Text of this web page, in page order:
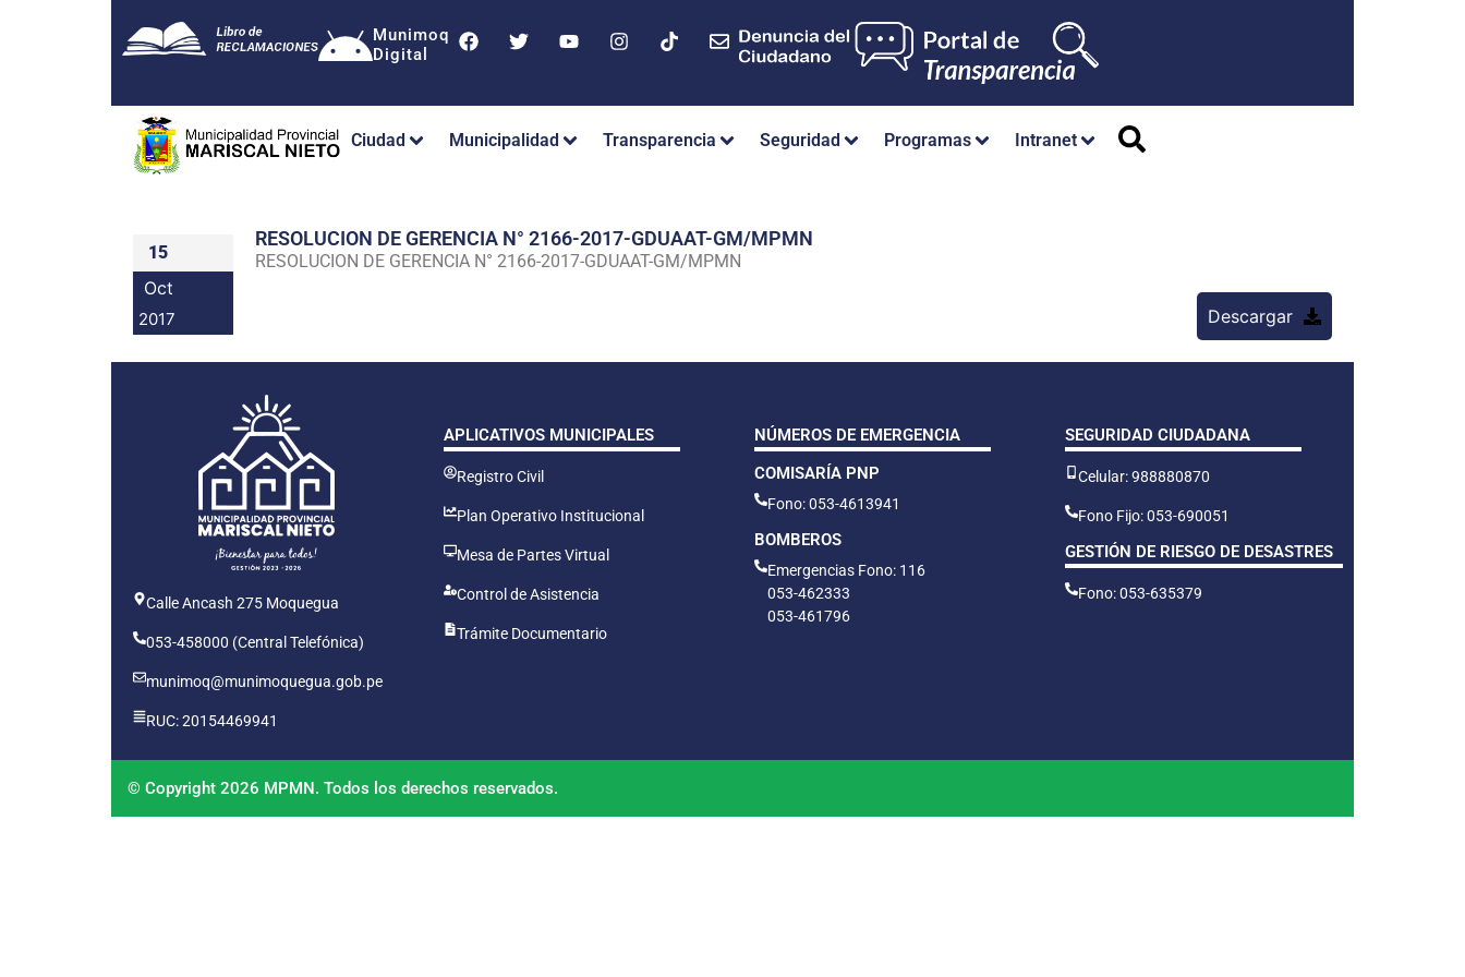
Munimoq
Digital
Ciudad Municipalidad Transparencia Seguridad Programas Intranet
15
Oct
2017
RESOLUCION DE GERENCIA N° 2166-2017-GDUAAT-GM/MPMN
RESOLUCION DE GERENCIA N° 2166-2017-GDUAAT-GM/MPMN
Descargar
Calle Ancash 275 Moquegua
053-458000 (Central Telefónica)
munimoq@munimoquegua.gob.pe
RUC: 20154469941
APLICATIVOS MUNICIPALES
Registro Civil
Plan Operativo Institucional
Mesa de Partes Virtual
Control de Asistencia
Trámite Documentario
NÚMEROS DE EMERGENCIA
COMISARÍA PNP
Fono: 053-4613941
BOMBEROS
Emergencias Fono: 116
053-462333
053-461796
SEGURIDAD CIUDADANA
Celular: 988880870
Fono Fijo: 053-690051
GESTIÓN DE RIESGO DE DESASTRES
Fono: 053-635379
© Copyright 2026 MPMN. Todos los derechos reservados.